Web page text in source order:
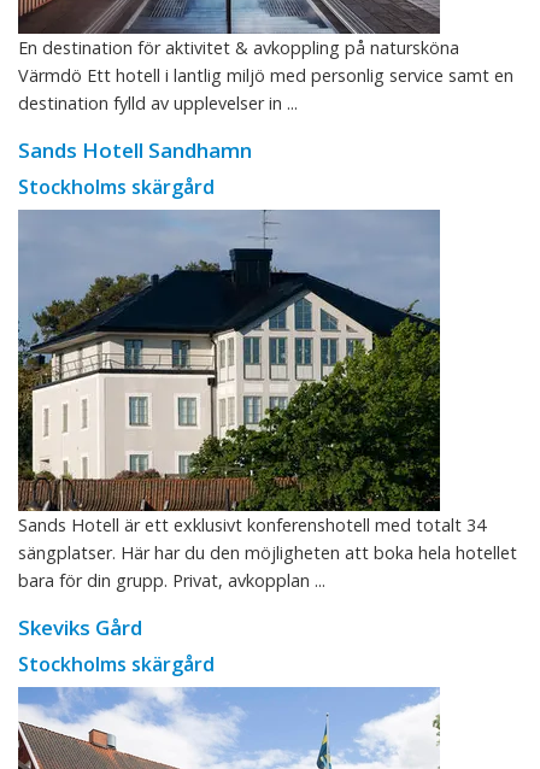
En destination för aktivitet & avkoppling på natursköna
Värmdö Ett hotell i lantlig miljö med personlig service samt en
destination fylld av upplevelser in ...
Sands Hotell Sandhamn
Stockholms skärgård
Sands Hotell är ett exklusivt konferenshotell med totalt 34
sängplatser. Här har du den möjligheten att boka hela hotellet
bara för din grupp. Privat, avkopplan ...
Skeviks Gård
Stockholms skärgård